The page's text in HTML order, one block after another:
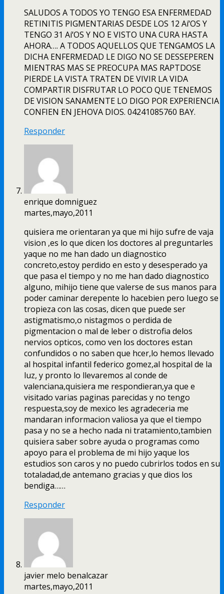
SALUDOS A TODOS YO TENGO ESA ENFERMEDAD
RETINITIS PIGMENTARIAS DESDE LOS 12 Aí‘OS Y
TENGO 31 Aí‘OS Y NO E VISTO UNA CURA HASTA
AHORA…. A TODOS AQUELLOS QUE TENGAMOS LA
DICHA ENFERMEDAD LE DIGO NO SE DESSEPEREN
MIENTRAS MAS SE PREOCUPA MAS RAPTDOSE
PIERDE LA VISTA TRATEN DE VIVIR LA VIDA
COMPARTIR DISFRUTAR LO POCO QUE TENEMOS
DE VISION SANAMENTE LO DIGO POR EXPERIENCIA
CONFIEN EN JEHOVA DIOS. 04241085760 BAY.
Responder
enrique domniguez
martes,mayo,2011
quisiera me orientaran ya que mi hijo sufre de vaja
vision ,es lo que dicen los doctores al preguntarles
yaque no me han dado un diagnostico
concreto,estoy perdido en esto y desesperado ya
que pasa el tiempo y no me han dado diagnostico
alguno, mihijo tiene que valerse de sus manos para
poder caminar derepente lo hacebien pero luego se
tropieza con las cosas, dicen que puede ser
astigmatismo,o nistagmos o perdida de
pigmentacion o mal de leber o distrofia delos
nervios opticos, como ven los doctores estan
confundidos o no saben que hcer,lo hemos llevado
al hospital infantil federico gomez,al hospital de la
luz, y pronto lo llevaremos al conde de
valenciana,quisiera me respondieran,ya que e
visitado varias paginas parecidas y no tengo
respuesta,soy de mexico les agradeceria me
mandaran informacion valiosa ya que el tiempo
pasa y no se a hecho nada ni tratamiento,tambien
quisiera saber sobre ayuda o programas como
apoyo para el problema de mi hijo yaque los
estudios son caros y no puedo cubrirlos todos en su
totaladad,de antemano gracias y que dios los
bendiga……
Responder
javier melo benalcazar
martes,mayo,2011